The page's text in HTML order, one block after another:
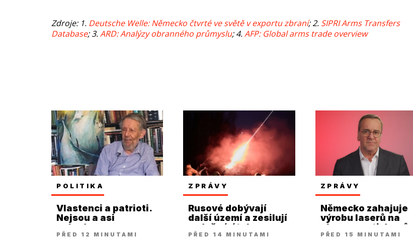
Zdroje: 1. Deutsche Welle: Německo čtvrté ve světě v exportu zbraní; 2. SIPRI Arms Transfers
Database; 3.ARD: Analýzy obranného průmyslu; 4.AFP: Global arms trade overview
POLITIKA
Vlastenci a patrioti.
Nejsou a asi
nebudou...
PŘED 12 MINUTAMI
ZPRÁVY
Rusové dobývají
další území a zesilují
vzdušné útoky
PŘED 14 MINUTAMI
ZPRÁVY
Německo zahajuje
výrobu laserů na
obranu proti dronům
PŘED 15 MINUTAMI